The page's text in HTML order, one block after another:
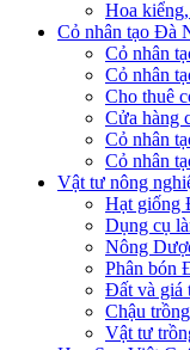
Hoa
Cỏ nhân tạo Đà
Cỏ nhân
Cỏ nhân
Cho thuê
Cửa hàng
Cỏ nhân
Cỏ nhân
Vật tư nông
Hạt giống
Dụng cụ
Nông
Phân bón
Đất và giá
Chậu
Vật tư